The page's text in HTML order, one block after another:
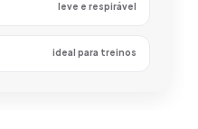
leve e respirável
ideal para treinos